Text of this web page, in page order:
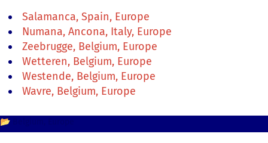
Salamanca, Spain, Europe
Numana, Ancona, Italy, Europe
Zeebrugge, Belgium, Europe
Wetteren, Belgium, Europe
Westende, Belgium, Europe
Wavre, Belgium, Europe
📂